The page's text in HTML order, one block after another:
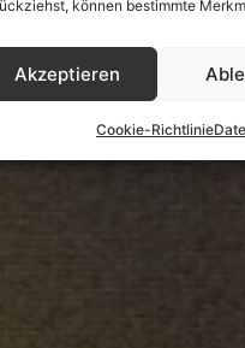
können bestimmte
Akzeptieren
Cookie-Richtlinie